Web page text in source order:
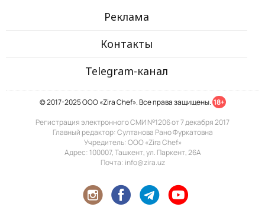
Реклама
Контакты
Telegram-канал
© 2017-2025 ООО «Zira Chef». Все права защищены. 18+
Регистрация электронного СМИ №1206 от 7 декабря 2017
Главный редактор: Султанова Рано Фуркатовна
Учредитель: ООО «Zira Chef»
Адрес: 100007, Ташкент, ул. Паркент, 26А
Почта: info@zira.uz